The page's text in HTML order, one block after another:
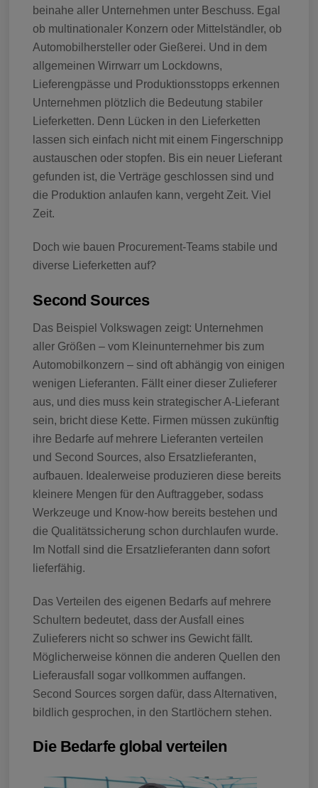
beinahe aller Unternehmen unter Beschuss. Egal
ob multinationaler Konzern oder Mittelständler, ob
Automobilhersteller oder Gießerei. Und in dem
allgemeinen Wirrwarr um Lockdowns,
Lieferengpässe und Produktionsstopps erkennen
Unternehmen plötzlich die Bedeutung stabiler
Lieferketten. Denn Lücken in den Lieferketten
lassen sich einfach nicht mit einem Fingerschnipp
austauschen oder stopfen. Bis ein neuer Lieferant
gefunden ist, die Verträge geschlossen sind und
die Produktion anlaufen kann, vergeht Zeit. Viel
Zeit.
Doch wie bauen Procurement-Teams stabile und
diverse Lieferketten auf?
Second Sources
Das Beispiel Volkswagen zeigt: Unternehmen
aller Größen – vom Kleinunternehmer bis zum
Automobilkonzern – sind oft abhängig von einigen
wenigen Lieferanten. Fällt einer dieser Zulieferer
aus, und dies muss kein strategischer A-Lieferant
sein, bricht diese Kette. Firmen müssen zukünftig
ihre Bedarfe auf mehrere Lieferanten verteilen
und Second Sources, also Ersatzlieferanten,
aufbauen. Idealerweise produzieren diese bereits
kleinere Mengen für den Auftraggeber, sodass
Werkzeuge und Know-how bereits bestehen und
die Qualitätssicherung schon durchlaufen wurde.
Im Notfall sind die Ersatzlieferanten dann sofort
lieferfähig.
Das Verteilen des eigenen Bedarfs auf mehrere
Schultern bedeutet, dass der Ausfall eines
Zulieferers nicht so schwer ins Gewicht fällt.
Möglicherweise können die anderen Quellen den
Lieferausfall sogar vollkommen auffangen.
Second Sources sorgen dafür, dass Alternativen,
bildlich gesprochen, in den Startlöchern stehen.
Die Bedarfe global verteilen